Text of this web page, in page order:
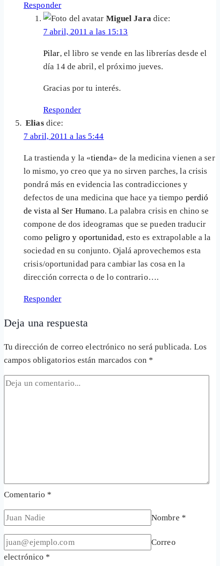
Responder
Miguel Jara dice:
7 abril, 2011 a las 15:13
Pilar, el libro se vende en las librerías desde el
día 14 de abril, el próximo jueves.
Gracias por tu interés.
Responder
Elias dice:
7 abril, 2011 a las 5:44
La trastienda y la «tienda» de la medicina vienen a ser
lo mismo, yo creo que ya no sirven parches, la crisis
pondrá más en evidencia las contradicciones y
defectos de una medicina que hace ya tiempo perdió
de vista al Ser Humano. La palabra crisis en chino se
compone de dos ideogramas que se pueden traducir
como peligro y oportunidad, esto es extrapolable a la
sociedad en su conjunto. Ojalá aprovechemos esta
crisis/oportunidad para cambiar las cosa en la
dirección correcta o de lo contrario….
Responder
Deja una respuesta
Tu dirección de correo electrónico no será publicada. Los
campos obligatorios están marcados con *
Comentario *
Nombre *
Correo
electrónico *